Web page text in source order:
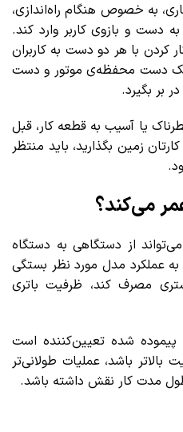
به خصوص هنگام راه‌اندازی،
دست و بازوی کاربر وارد کند.
کردن با هر دو دست به کاربران
دست محفظه‌ی موتور و دست
بر بگیرد.
یا آسیب به قطعه کار، قبل
زمین بگذارید، باید منتظر
می‌کند؟
می‌تواند از دستگاهی به دستگاه
عملکرد مدل مورد نظر بستگی
مصرف کند، ظرفیت باتری
شده تعیین‌کننده است
باشد، عملیات طولانی‌تر
طول مدت کار نقش داشته باشد.